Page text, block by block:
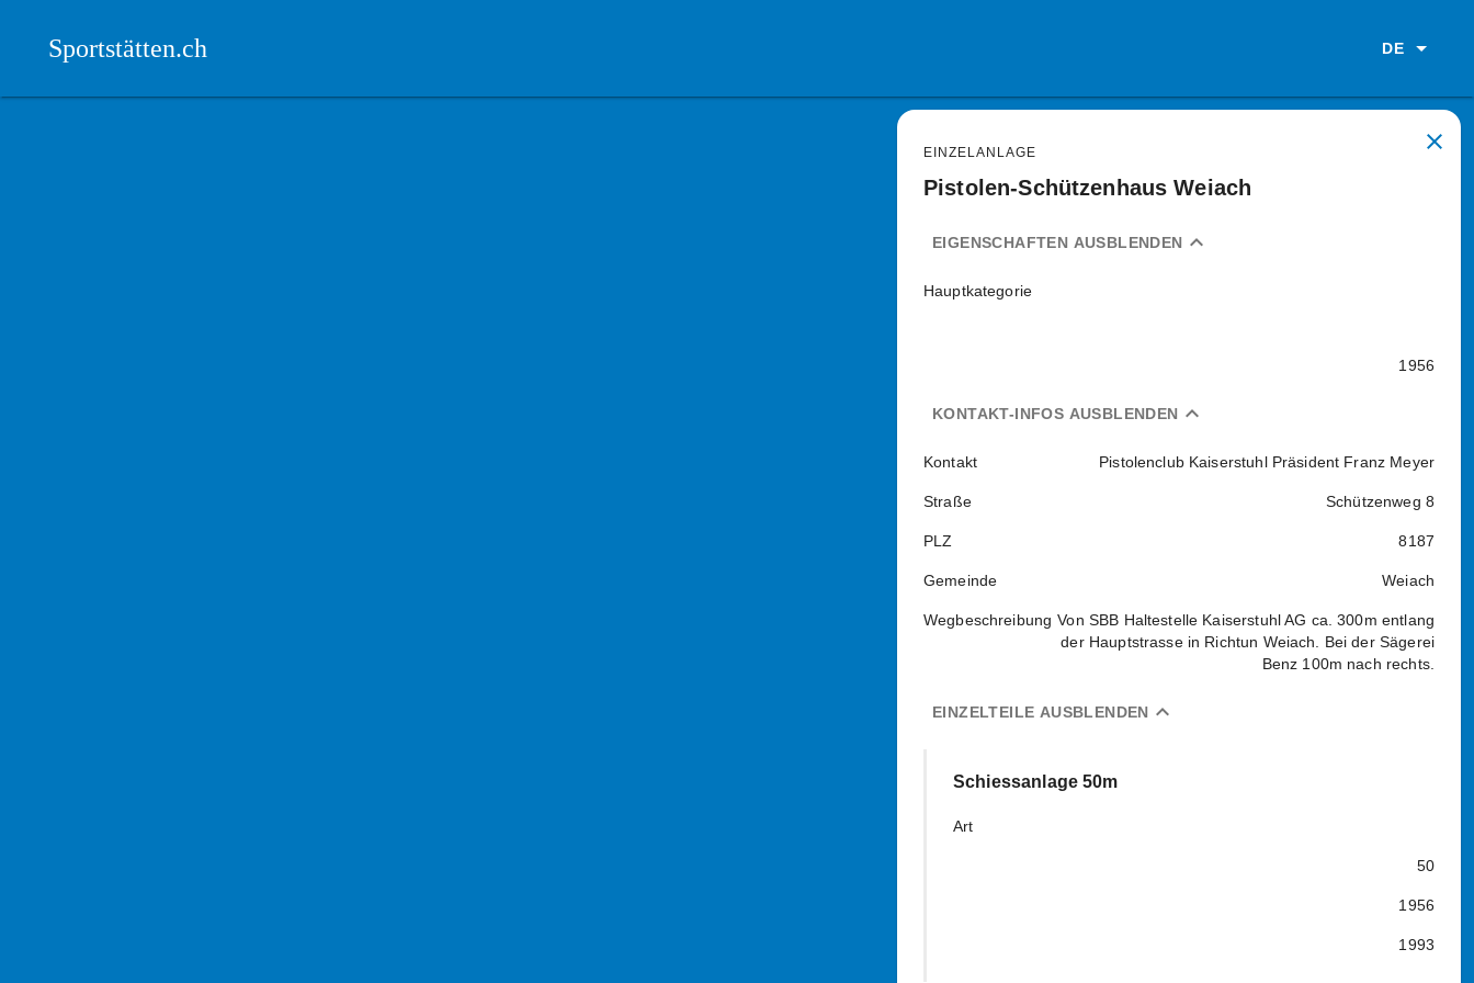
Sportstätten.ch DE
close
EINZELANLAGE
Pistolen-Schützenhaus Weiach
expand_less
EIGENSCHAFTEN AUSBLENDEN
Hauptkategorie
1956
expand_less
KONTAKT-INFOS AUSBLENDEN
Kontakt Pistolenclub Kaiserstuhl Präsident Franz Meyer
Straße Schützenweg 8
PLZ 8187
Gemeinde Weiach
Wegbeschreibung Von SBB Haltestelle Kaiserstuhl AG ca. 300m entlang
der Hauptstrasse in Richtun Weiach. Bei der Sägerei
Benz 100m nach rechts.
expand_less
EINZELTEILE AUSBLENDEN
Schiessanlage 50m
Art
50
1956
1993